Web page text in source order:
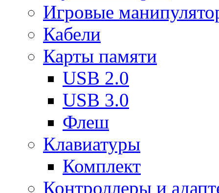
Игровые
Кабели
Карты памяти
USB 2.0
USB 3.0
Флеш
Клавиатуры
Комплект
Контроллеры и